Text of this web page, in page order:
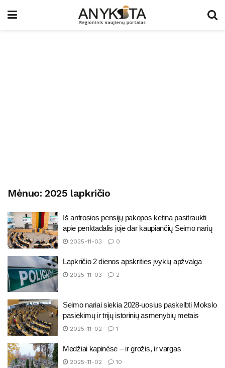
Mėnuo:2025 lapkričio
Iš antrosios pensijų pakopos ketina pasitraukti
apie penktadalis joje dar kaupiančių Seimo narių
2025-11-03 0
Lapkričio 2 dienos apskrities įvykių apžvalga
2025-11-03 2
Seimo nariai siekia 2028-uosius paskelbti Mokslo
pasiekimų ir trijų istorinių asmenybių metais
2025-11-02 1
Medžiai kapinėse – ir grožis, ir vargas
2025-11-02 10